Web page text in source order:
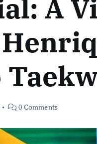
A
0 Comments